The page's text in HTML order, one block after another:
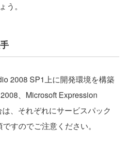
う。
2008 SP1上に開発環境を構築
、Microsoft Expression
、それぞれにサービスパック
すのでご注意ください。